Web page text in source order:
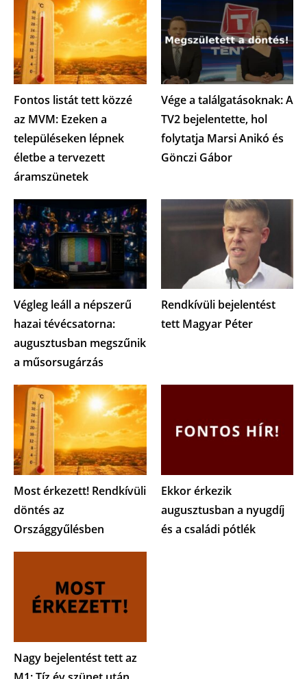
Fontos listát tett közzé
az MVM: Ezeken a
településeken lépnek
életbe a tervezett
áramszünetek
Vége a találgatásoknak: A
TV2 bejelentette, hol
folytatja Marsi Anikó és
Gönczi Gábor
Végleg leáll a népszerű
hazai tévécsatorna:
augusztusban megszűnik
a műsorsugárzás
Rendkívüli bejelentést
tett Magyar Péter
Most érkezett! Rendkívüli
döntés az
Országgyűlésben
Ekkor érkezik
augusztusban a nyugdíj
és a családi pótlék
Nagy bejelentést tett az